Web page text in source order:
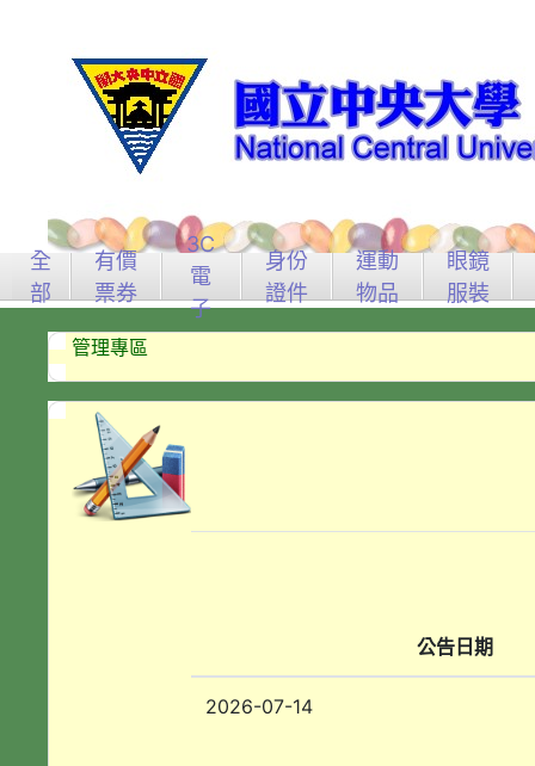
全
部
有價
票券
3C
電
子
身份
證件
運動
物品
眼鏡
服裝
管理專區
公告日期
2026-07-14